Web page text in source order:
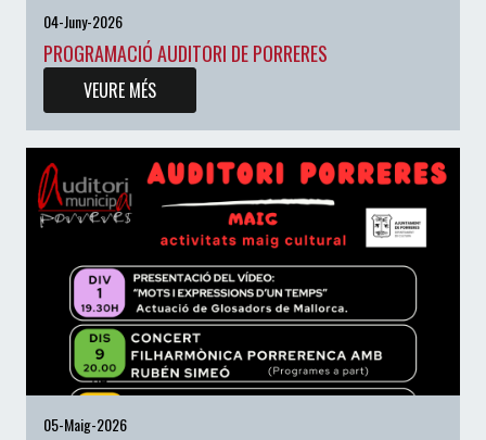
04-Juny-2026
PROGRAMACIÓ AUDITORI DE PORRERES
VEURE MÉS
05-Maig-2026